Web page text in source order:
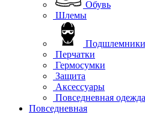
Обувь
Шлемы
Перчатки
Гермосумки
Защита
Аксессуары
Повседневная одежда
Повседневная